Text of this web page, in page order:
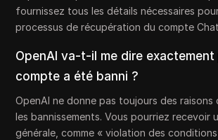
fournissez tous les détails nécessaires
processus de récupération du compte
OpenAI va-t-il me dire
compte a été banni ?
OpenAI ne donne pas toujours des raisons
les bannissements. Vous pourriez recevoir
générale, comme « violation des conditions